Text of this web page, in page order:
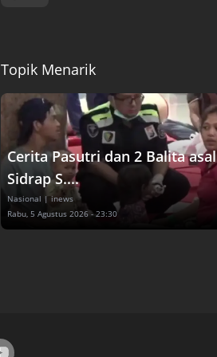
Topik Menarik
Cerita Pasutri dan 2 Balita asal
Sidrap S....
Nasional | inews
Rabu, 5 Agustus 2026 - 23:30